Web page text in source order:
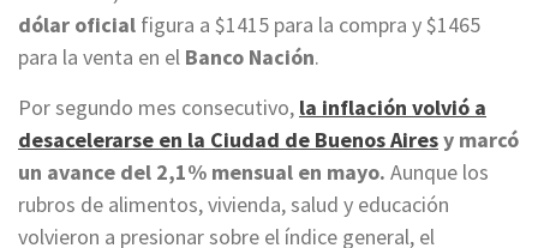
dólar oficial figura a $1415 para la compra y $1465
para la venta en el Banco Nación.
Por segundo mes consecutivo, la inflación volvió a
desacelerarse en la Ciudad de Buenos Airesy marcó
un avance del 2,1% mensual en mayo. Aunque los
rubros de alimentos, vivienda, salud y educación
volvieron a presionar sobre el índice general, el